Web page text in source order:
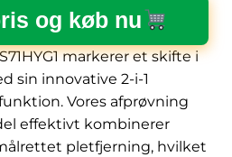
og køb nu
markerer et skifte i
sin innovative 2-i-1
Vores afprøvning
effektivt kombinerer
pletfjerning, hvilket